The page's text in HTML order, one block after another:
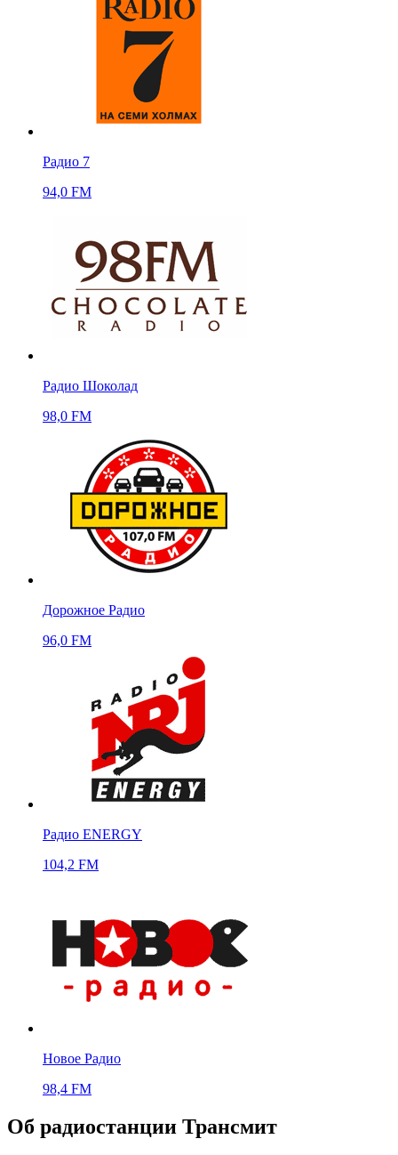
Радио 7
94,0 FM
Радио Шоколад
98,0 FM
Дорожное Радио
96,0 FM
Радио ENERGY
104,2 FM
Новое Радио
98,4 FM
Об радиостанции Трансмит